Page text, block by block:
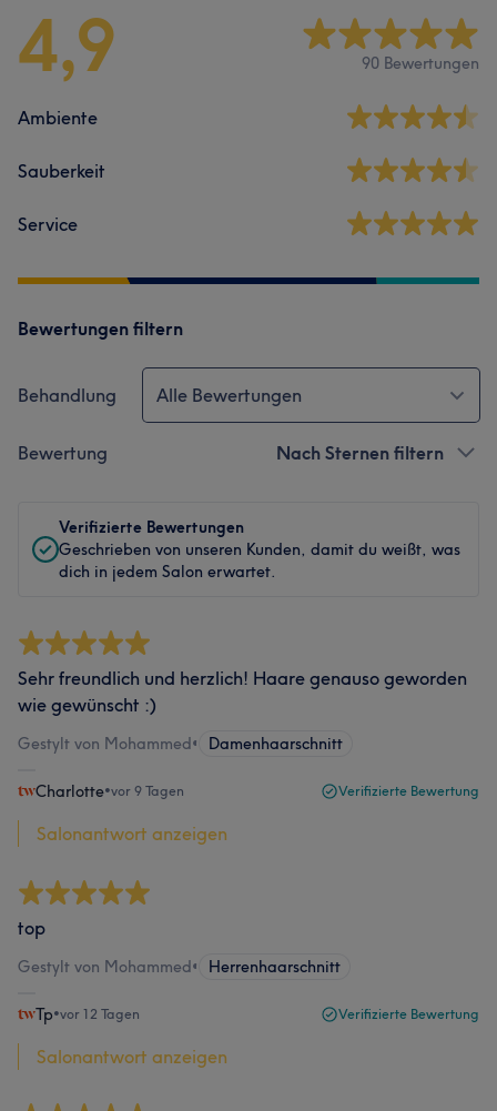
4,9 90 Bewertungen
Ambiente
Sauberkeit
Service
Bewertungen filtern
Behandlung Alle Bewertungen
Bewertung Nach Sternen filtern
Verifizierte Bewertungen
Geschrieben von unseren Kunden, damit du weißt, was
dich in jedem Salon erwartet.
Sehr freundlich und herzlich! Haare genauso geworden
wie gewünscht :)
Gestylt von Mohammed• Damenhaarschnitt
Charlotte•vor 9 Tagen Verifizierte Bewertung
Salonantwort anzeigen
top
Gestylt von Mohammed• Herrenhaarschnitt
Tp•vor 12 Tagen Verifizierte Bewertung
Salonantwort anzeigen